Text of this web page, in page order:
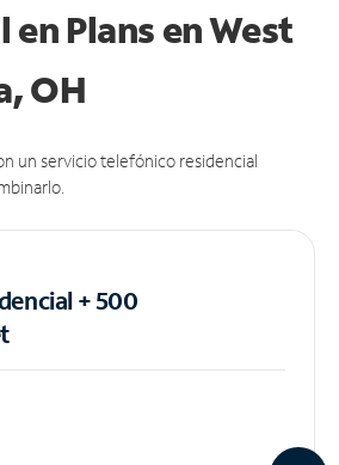
en Plans en West
OH
un servicio telefónico residencial
+ 500